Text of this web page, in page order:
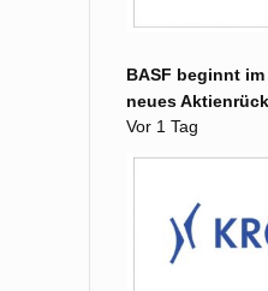
BASF beginnt
neues
Vor 1 Tag